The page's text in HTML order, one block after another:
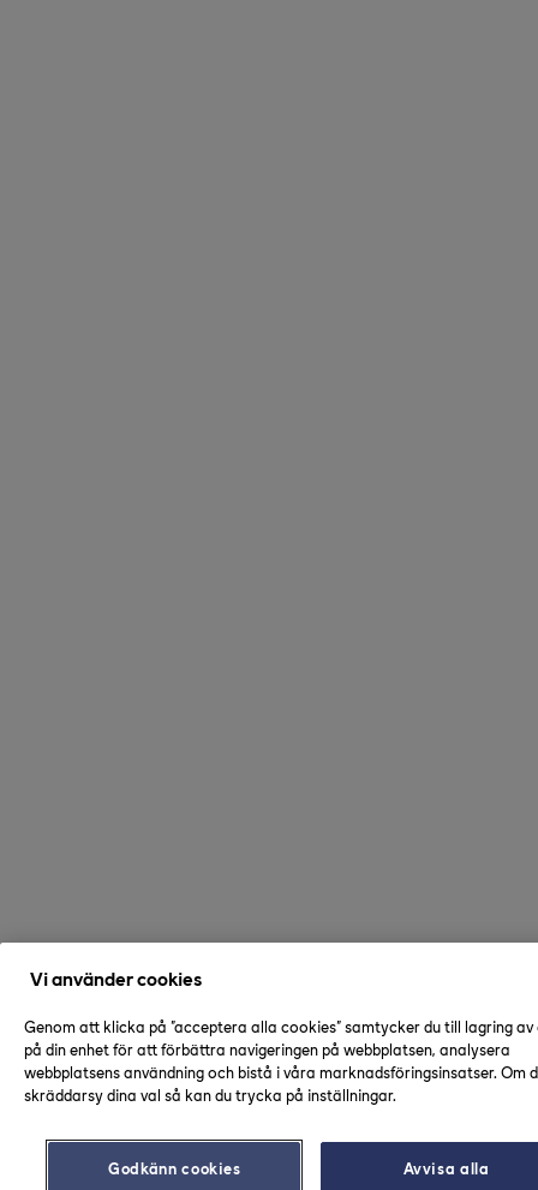
Vi använder cookies
Genom att klicka på "acceptera alla cookies" samtycker du till lagring av
på din enhet för att förbättra navigeringen på webbplatsen, analysera
webbplatsens användning och bistå i våra marknadsföringsinsatser. Om
skräddarsy dina val så kan du trycka på inställningar.
Godkänn cookies Avvisa alla